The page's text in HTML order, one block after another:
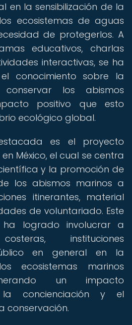
en la sensibilización de la
ecosistemas de aguas
de protegerlos. A
educativos, charlas
interactivas, se ha
conocimiento sobre la
los abismos
positivo que esto
ecológico global.
es el proyecto
México, el cual se centra
y la promoción de
los abismos marinos a
itinerantes, material
de voluntariado. Este
ha logrado involucrar a
instituciones
en general en la
ecosistemas marinos
un impacto
concienciación y el
conservación.